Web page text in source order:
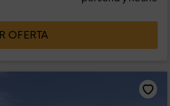
OFERTA